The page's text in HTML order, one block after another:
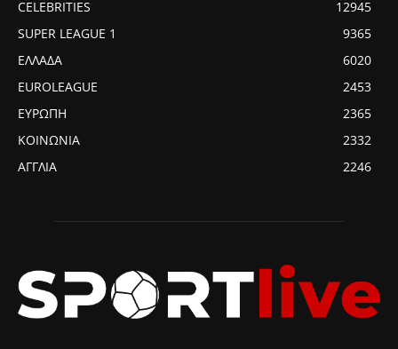
CELEBRITIES
12945
SUPER LEAGUE 1
9365
ΕΛΛΑΔΑ
6020
EUROLEAGUE
2453
ΕΥΡΩΠΗ
2365
ΚΟΙΝΩΝΙΑ
2332
ΑΓΓΛΙΑ
2246